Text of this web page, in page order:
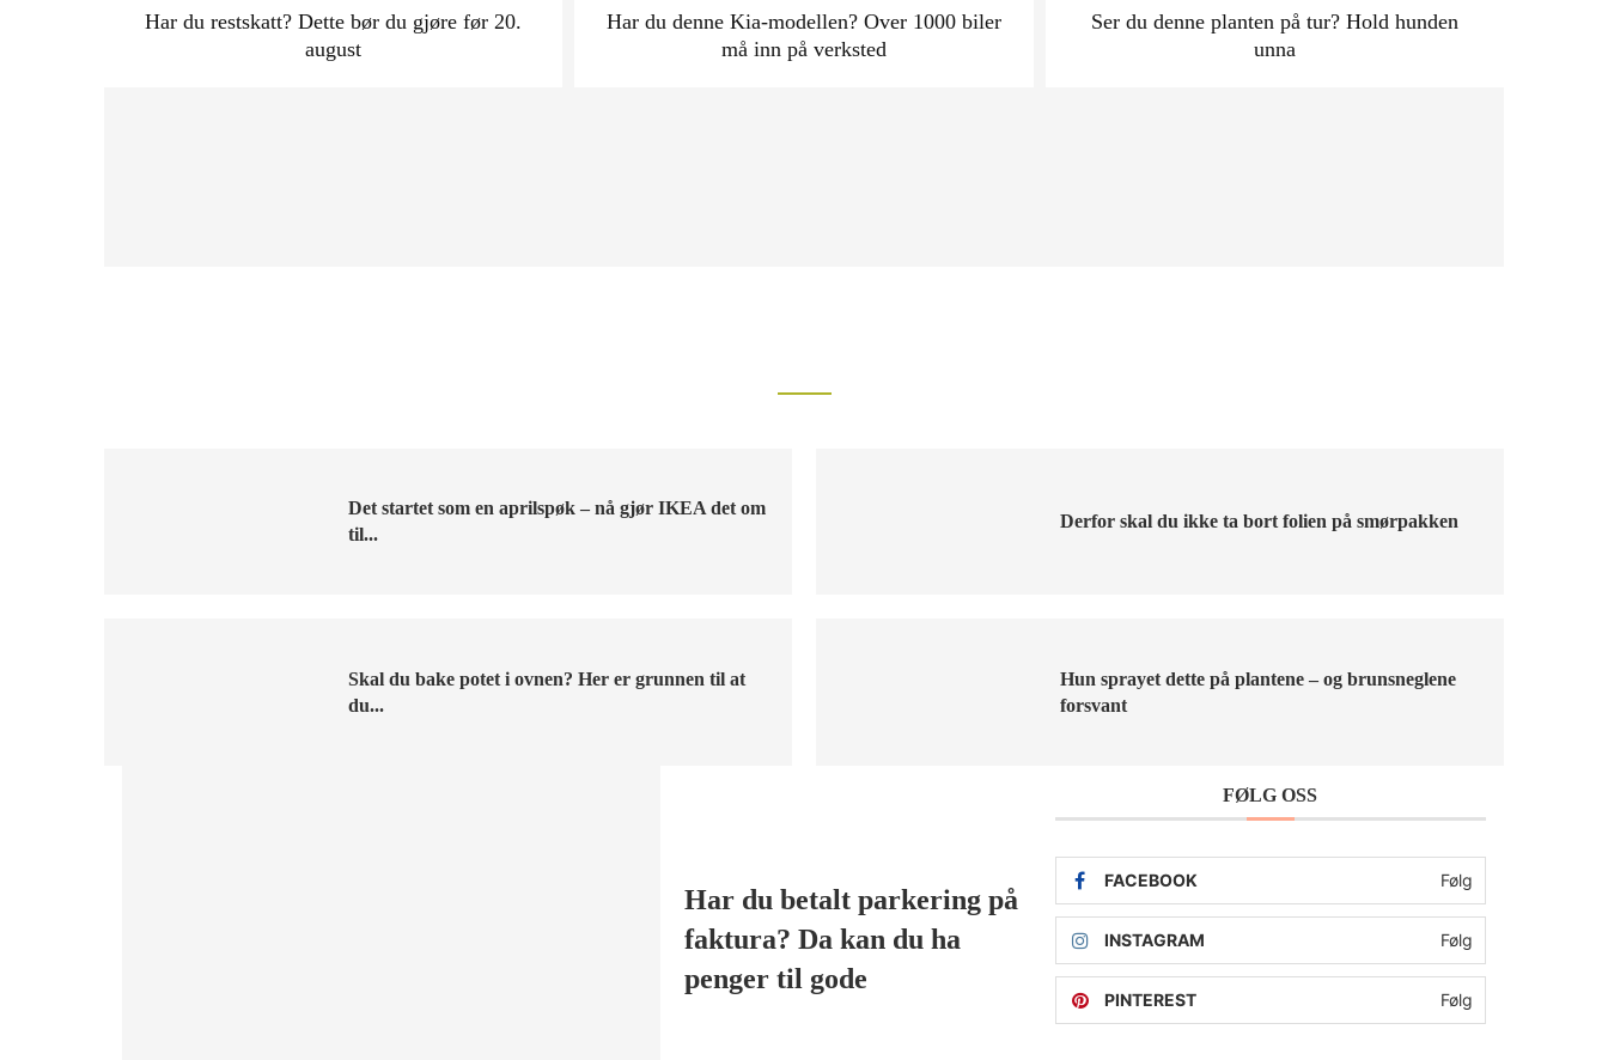
Har du restskatt? Dette bør du gjøre før 20.
august
Har du denne Kia-modellen? Over 1000 biler
må inn på verksted
Ser du denne planten på tur? Hold hunden
unna
Det startet som en aprilspøk – nå gjør IKEA det om
til...
Derfor skal du ikke ta bort folien på smørpakken
Skal du bake potet i ovnen? Her er grunnen til at
du...
Hun sprayet dette på plantene – og brunsneglene
forsvant
Har du betalt parkering på
faktura? Da kan du ha
penger til gode
FØLG OSS
FACEBOOK Følg
INSTAGRAM Følg
PINTEREST Følg